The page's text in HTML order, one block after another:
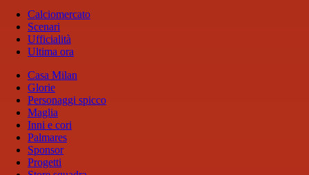
Calciomercato
Scenari
Ufficialità
Ultima ora
Casa Milan
Glorie
Personaggi spicco
Maglia
Inni e cori
Palmares
Sponsor
Progetti